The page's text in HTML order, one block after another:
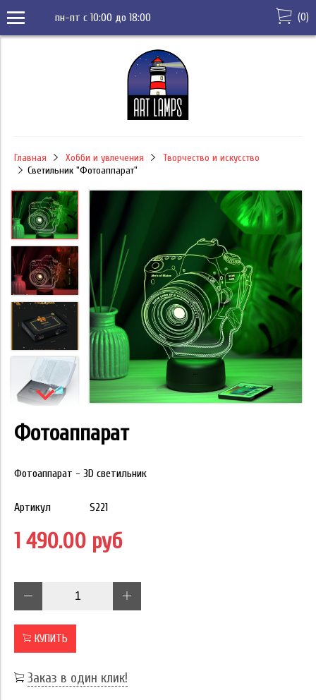
пн-пт с 10:00 до 18:00 (0)
Главная Хобби и увлечения
Творчество и искусство
Светильник "Фотоаппарат"
Фотоаппарат
Фотоаппарат - 3D светильник
Артикул S221
1 490.00 руб
КУПИТЬ
Заказ в один клик!